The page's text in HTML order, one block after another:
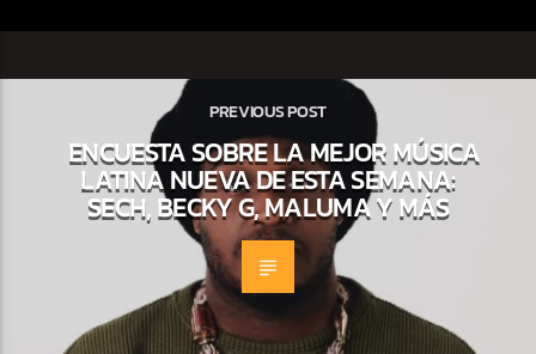
PREVIOUS POST
ENCUESTA SOBRE LA MEJOR MÚSICA
LATINA NUEVA DE ESTA SEMANA:
SECH, BECKY G, MALUMA Y MÁS